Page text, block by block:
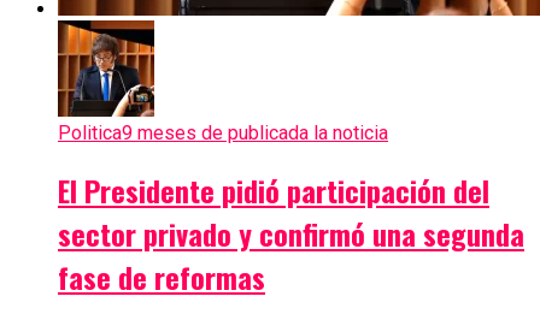
Politica9 meses de publicada la noticia
El Presidente pidió participación del
sector privado y confirmó una segunda
fase de reformas